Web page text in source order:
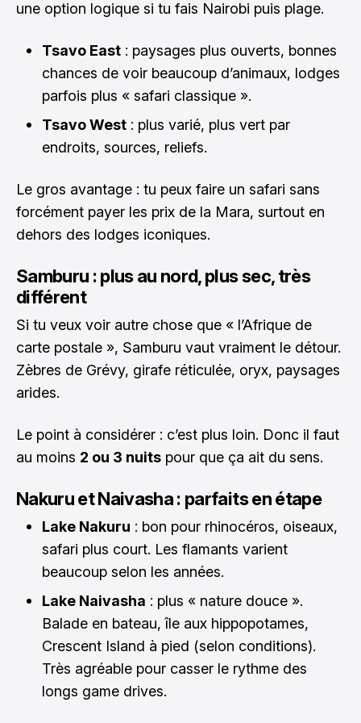
une option logique si tu fais Nairobi puis plage.
Tsavo East : paysages plus ouverts, bonnes
chances de voir beaucoup d’animaux, lodges
parfois plus « safari classique ».
Tsavo West : plus varié, plus vert par
endroits, sources, reliefs.
Le gros avantage : tu peux faire un safari sans
forcément payer les prix de la Mara, surtout en
dehors des lodges iconiques.
Samburu : plus au nord, plus sec, très
différent
Si tu veux voir autre chose que « l’Afrique de
carte postale », Samburu vaut vraiment le détour.
Zèbres de Grévy, girafe réticulée, oryx, paysages
arides.
Le point à considérer : c’est plus loin. Donc il faut
au moins 2 ou 3 nuits pour que ça ait du sens.
Nakuru et Naivasha : parfaits en étape
Lake Nakuru : bon pour rhinocéros, oiseaux,
safari plus court. Les flamants varient
beaucoup selon les années.
Lake Naivasha : plus « nature douce ».
Balade en bateau, île aux hippopotames,
Crescent Island à pied (selon conditions).
Très agréable pour casser le rythme des
longs game drives.